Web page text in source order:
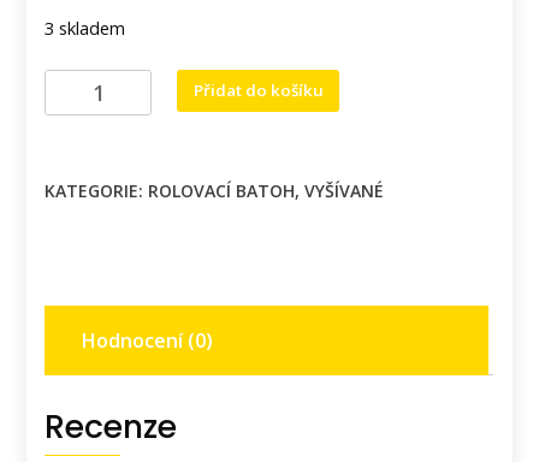
3 skladem
Rolovací
batoh
lučních
Přidat do košíku
KATEGORIE: ROLOVACÍ BATOH,VYŠÍVANÉ
Hodnocení (0)
Recenze